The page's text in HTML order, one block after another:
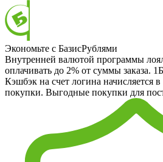
Экономьте с БазисРублями
Внутренней валютой программы
оплачивать до 2% от суммы заказа.
Кэшбэк на счет логина начисляется в
покупки. Выгодные покупки для